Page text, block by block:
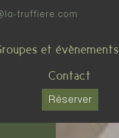
truffiere.com
et évènements
Contact
Réserver